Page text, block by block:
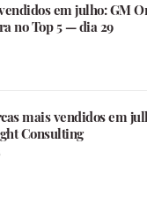
em julho: GM
no Top 5 — dia 29
mais vendidos em
Consulting